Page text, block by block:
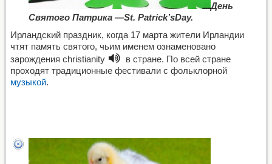
День
Святого Патрика —St. Patrick’sDay.
Ирландский праздник, когда 17 марта жители Ирландии
чтят память святого, чьим именем ознаменовано
зарождения christianity
в стране. По всей стране
проходят традиционные фестивали с фольклорной
музыкой.